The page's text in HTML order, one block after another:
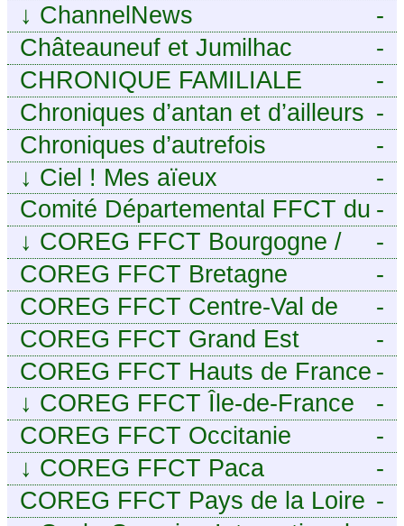
-
↓ ChannelNews
-
Châteauneuf et Jumilhac
-
CHRONIQUE FAMILIALE
-
Chroniques d’antan et d’ailleurs
-
Chroniques d’autrefois
-
↓ Ciel ! Mes aïeux
-
Comité Départemental FFCT du
Cher
-
↓ COREG FFCT Bourgogne /
Franche-Comté
-
COREG FFCT Bretagne
-
COREG FFCT Centre-Val de
Loire
-
COREG FFCT Grand Est
-
COREG FFCT Hauts de France
-
↓ COREG FFCT Île-de-France
-
COREG FFCT Occitanie
-
↓ COREG FFCT Paca
-
COREG FFCT Pays de la Loire